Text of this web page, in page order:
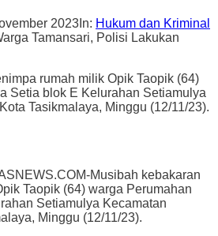
2023 In: Hukum dan Kriminal
rumah milik Opik Taopik (64)
Setia blok E Kelurahan Setiamulya
Tasikmalaya, Minggu (12/11/23).
Musibah kebakaran
Taopik (64) warga Perumahan
Setiamulya Kecamatan
Minggu (12/11/23).